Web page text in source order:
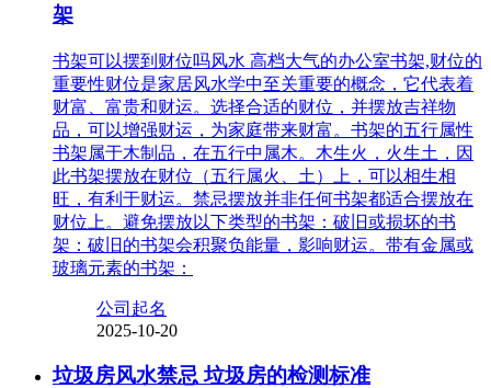
架
书架可以摆到财位吗风水 高档大气的办公室书架,财位的
重要性财位是家居风水学中至关重要的概念，它代表着
财富、富贵和财运。选择合适的财位，并摆放吉祥物
品，可以增强财运，为家庭带来财富。书架的五行属性
书架属于木制品，在五行中属木。木生火，火生土，因
此书架摆放在财位（五行属火、土）上，可以相生相
旺，有利于财运。禁忌摆放并非任何书架都适合摆放在
财位上。避免摆放以下类型的书架：破旧或损坏的书
架：破旧的书架会积聚负能量，影响财运。带有金属或
玻璃元素的书架：
公司起名
2025-10-20
垃圾房风水禁忌 垃圾房的检测标准